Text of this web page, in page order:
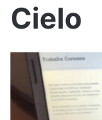
Cielo